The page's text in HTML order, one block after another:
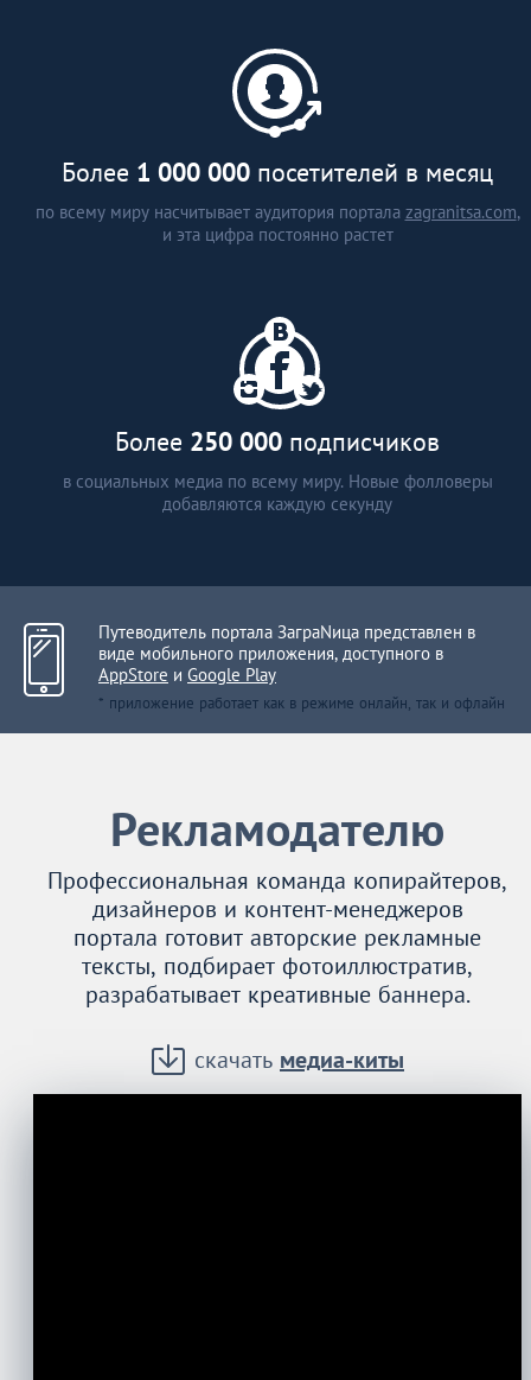
аналитические статьи
интервью с экспертами
Более 1 000 000 посетителей в месяц
по всему миру насчитывает аудитория портала zagranitsa.com,
и эта цифра постоянно растет
Более 250 000 подписчиков
в социальных медиа по всему миру. Новые фолловеры
добавляются каждую секунду
Путеводитель портала ЗаграNица представлен в
виде мобильного приложения, доступного в
AppStore и Google Play
* приложение работает как в режиме онлайн, так и офлайн
Рекламодателю
Профессиональная команда копирайтеров,
дизайнеров и контент-менеджеров
портала готовит авторские рекламные
тексты, подбирает фотоиллюстратив,
разрабатывает креативные баннера.
скачать медиа-киты